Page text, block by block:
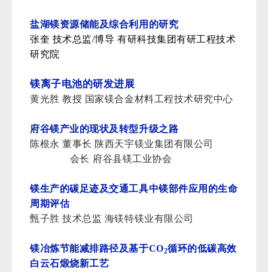
盐湖镁资源储能及综合利用的研究
张奎 技术总监/博导 有研科技集团有研工程技术
研究院
镁离子电池的研发进展
黄光胜 教授 国家镁合金材料工程技术研究中心
府谷镁产业的现状及转型升级之路
陈根永 董事长 陕西天宇镁业集团有限公司
会长 府谷县镁工业协会
镁生产的碳足迹及交通工具中镁部件应用的生命
周期评估
甄子胜 技术总监 海镁特镁业有限公司
镁冶炼节能减排路径及基于CO2循环的低碳高效
白云石煅烧新工艺